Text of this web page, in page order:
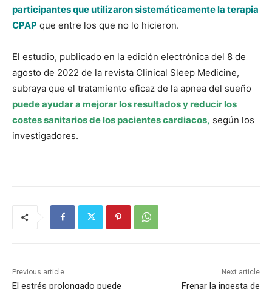
participantes que utilizaron sistemáticamente la terapia
CPAP que entre los que no lo hicieron.
El estudio, publicado en la edición electrónica del 8 de
agosto de 2022 de la revista Clinical Sleep Medicine,
subraya que el tratamiento eficaz de la apnea del sueño
puede ayudar a mejorar los resultados y reducir los
costes sanitarios de los pacientes cardiacos, según los
investigadores.
Previous article
El estrés prolongado puede
Next article
Frenar la ingesta de